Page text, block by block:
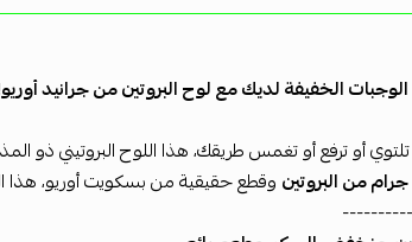
الخفيفة لديك مع لوح البروتين من جرانيد
أو ترفع أو تغمس طريقك، هذا اللوح البروتيني ذو
وقطع حقيقية من بسكويت أوريو، هذا